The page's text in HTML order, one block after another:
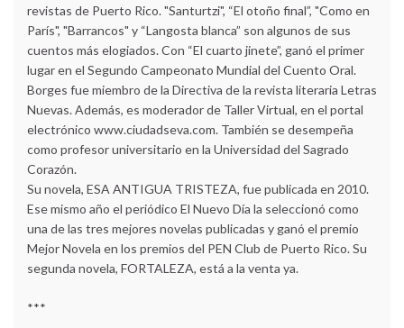
revistas de Puerto Rico. "Santurtzi", “El otoño final”, "Como en
París", "Barrancos" y “Langosta blanca” son algunos de sus
cuentos más elogiados. Con “El cuarto jinete”, ganó el primer
lugar en el Segundo Campeonato Mundial del Cuento Oral.
Borges fue miembro de la Directiva de la revista literaria Letras
Nuevas. Además, es moderador de Taller Virtual, en el portal
electrónico www.ciudadseva.com. También se desempeña
como profesor universitario en la Universidad del Sagrado
Corazón.
Su novela, ESA ANTIGUA TRISTEZA, fue publicada en 2010.
Ese mismo año el periódico El Nuevo Día la seleccionó como
una de las tres mejores novelas publicadas y ganó el premio
Mejor Novela en los premios del PEN Club de Puerto Rico. Su
segunda novela, FORTALEZA, está a la venta ya.
***